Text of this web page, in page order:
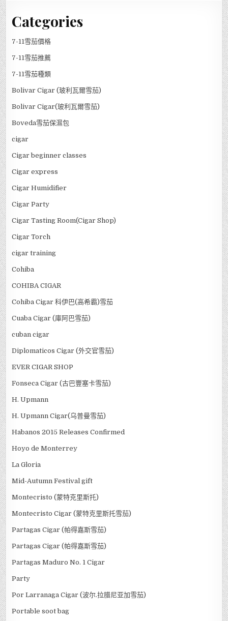
Categories
7-11雪茄價格
7-11雪茄推薦
7-11雪茄種類
Bolivar Cigar (玻利瓦爾雪茄)
Bolivar Cigar(玻利瓦爾雪茄)
Boveda雪茄保濕包
cigar
Cigar beginner classes
Cigar express
Cigar Humidifier
Cigar Party
Cigar Tasting Room(Cigar Shop)
Cigar Torch
cigar training
Cohiba
COHIBA CIGAR
Cohiba Cigar 科伊巴(高希霸)雪茄
Cuaba Cigar (庫阿巴雪茄)
cuban cigar
Diplomaticos Cigar (外交官雪茄)
EVER CIGAR SHOP
Fonseca Cigar (古巴豐塞卡雪茄)
H. Upmann
H. Upmann Cigar(乌普曼雪茄)
Habanos 2015 Releases Confirmed
Hoyo de Monterrey
La Gloria
Mid-Autumn Festival gift
Montecristo (蒙特克里斯托)
Montecristo Cigar (蒙特克里斯托雪茄)
Partagas Cigar (帕得嘉斯雪茄)
Partagas Cigar (帕得嘉斯雪茄)
Partagas Maduro No. 1 Cigar
Party
Por Larranaga Cigar (波尔.拉腊尼亚加雪茄)
Portable soot bag